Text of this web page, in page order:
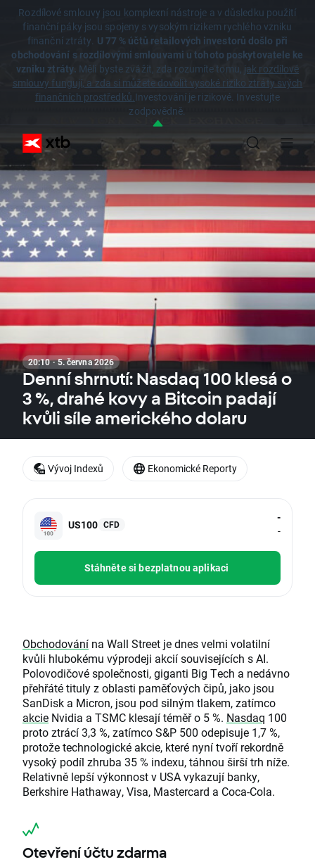
Rozdílové smlouvy jsou komplexní nástroje a v důsledku použití
finanční páky jsou spojeny s vysokým rizikem rychlého vzniku
finanční ztráty. U 77 % účtů retailových investorů došlo při
obchodování s rozdílovými smlouvami u tohoto poskytovatele ke
vzniku ztráty. Měli byste zvážit, zda rozumíte tomu, jak rozdílové
smlouvy fungují, a zda si můžete dovolit vysoké riziko ztráty svých
finančních prostředků.Investování je rizikové. Investujte
zodpovědně.
20:10 · 5. června 2026
Denní shrnutí: Nasdaq 100 klesá o
3 %, drahé kovy a Bitcoin padají
kvůli síle amerického dolaru
US100 CFD
-
-
Stáhněte si bezplatnou aplikaci
Obchodování na Wall Street je dnes velmi volatilní
kvůli hlubokému výprodeji akcií souvisejících s AI.
Polovodičové společnosti, giganti Big Tech a nedávno
přehřáté tituly z oblasti paměťových čipů, jako jsou
SanDisk a Micron, jsou pod silným tlakem, zatímco
akcie Nvidia a TSMC klesají téměř o 5 %. Nasdaq 100
proto ztrácí 3,3 %, zatímco S&P 500 odepisuje 1,7 %,
protože technologické akcie, které nyní tvoří rekordně
vysoký podíl zhruba 35 % indexu, táhnou širší trh níže.
Relativně lepší výkonnost v USA vykazují banky,
Berkshire Hathaway, Visa, Mastercard a Coca-Cola.
Otevření účtu zdarma
Vývoj Indexů Ekonomické Reporty